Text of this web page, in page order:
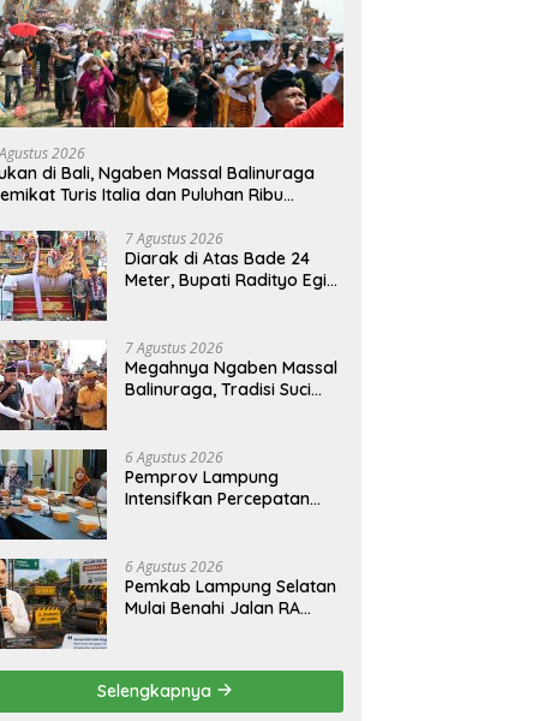
2026
di Bali, Ngaben Massal Balinuraga
Turis Italia dan Puluhan Ribu
7 Agustus 2026
Diarak di Atas Bade 24
Meter, Bupati Radityo Egi
‘Penglipuran’ Kedua pada
2027
7 Agustus 2026
Megahnya Ngaben Massal
Balinuraga, Tradisi Suci
dan Merekatkan Ikatan
Keluarga
6 Agustus 2026
Pemprov Lampung
Intensifkan Percepatan
Tanggamus
6 Agustus 2026
Pemkab Lampung Selatan
Mulai Benahi Jalan RA
Demi Keselamatan
Pengguna Jalan
Selengkapnya